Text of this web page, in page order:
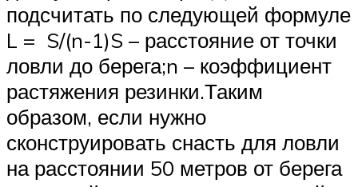
подсчитать по следующей формуле
L = S/(n-1)S – расстояние от точки
ловли до берега;n – коэффициент
растяжения резинки.Таким
образом, если нужно
сконструировать снасть для ловли
на расстоянии 50 метров от берега